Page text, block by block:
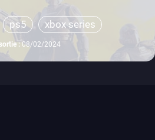
ps5 xbox series
: 08/02/2024